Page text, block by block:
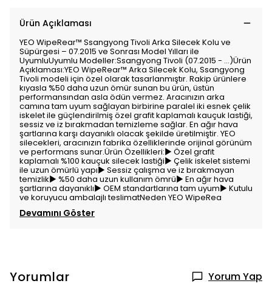
Ürün Açıklaması
YEO WipeRear™ Ssangyong Tivoli Arka Silecek Kolu ve
Süpürgesi – 07.2015 ve Sonrası Model Yılları ile
UyumluUyumlu Modeller:Ssangyong Tivoli (07.2015 - ...)Ürün
Açıklaması:YEO WipeRear™ Arka Silecek Kolu, Ssangyong
Tivoli modeli için özel olarak tasarlanmıştır. Rakip ürünlere
kıyasla %50 daha uzun ömür sunan bu ürün, üstün
performansından asla ödün vermez. Aracınızın arka
camına tam uyum sağlayan birbirine paralel iki esnek çelik
iskelet ile güçlendirilmiş özel grafit kaplamalı kauçuk lastiği,
sessiz ve iz bırakmadan temizleme sağlar. En ağır hava
şartlarına karşı dayanıklı olacak şekilde üretilmiştir. YEO
silecekleri, aracınızın fabrika özelliklerinde orijinal görünüm
ve performans sunar.Ürün Özellikleri:▶ Özel grafit
kaplamalı %100 kauçuk silecek lastiği▶ Çelik iskelet sistemi
ile uzun ömürlü yapı▶ Sessiz çalışma ve iz bırakmayan
temizlik▶ %50 daha uzun kullanım ömrü▶ En ağır hava
şartlarına dayanıklı▶ OEM standartlarına tam uyum▶ Kutulu
ve koruyucu ambalajlı teslimatNeden YEO WipeRea
Devamını Göster
Yorumlar Yorum Yap